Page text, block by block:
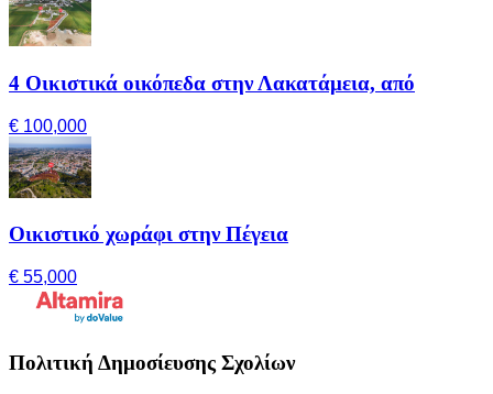
4 Οικιστικά οικόπεδα στην Λακατάμεια, από
€ 100,000
Οικιστικό χωράφι στην Πέγεια
€ 55,000
Πολιτική Δημοσίευσης Σχολίων